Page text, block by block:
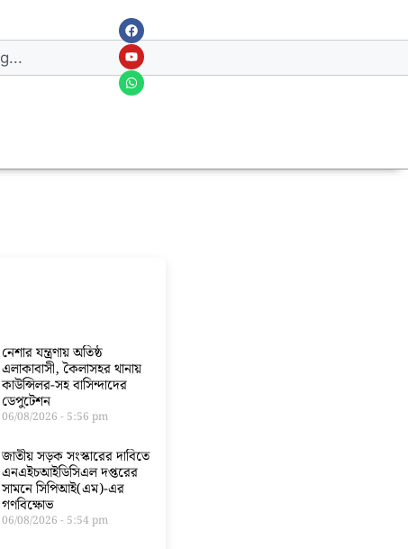
নেশার যন্ত্রণায় অতিষ্ঠ
এলাকাবাসী, কৈলাসহর থানায়
কাউন্সিলর-সহ বাসিন্দাদের
ডেপুটেশন
06/08/2026 5:56 pm
জাতীয় সড়ক সংস্কারের দাবিতে
এনএইচআইডিসিএল দপ্তরের
সামনে সিপিআই(এম)-এর
গণবিক্ষোভ
06/08/2026 5:54 pm